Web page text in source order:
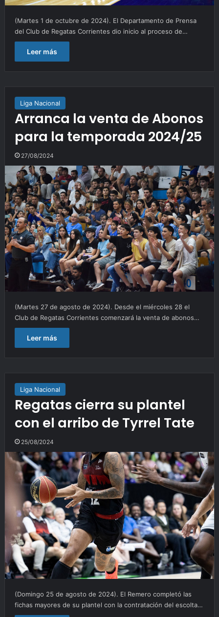
(Martes 1 de octubre de 2024). El Departamento de Prensa
del Club de Regatas Corrientes dio inicio al proceso de…
Leer más
Liga Nacional
Arranca la venta de Abonos
para la temporada 2024/25
27/08/2024
(Martes 27 de agosto de 2024). Desde el miércoles 28 el
Club de Regatas Corrientes comenzará la venta de abonos…
Leer más
Liga Nacional
Regatas cierra su plantel
con el arribo de Tyrrel Tate
25/08/2024
(Domingo 25 de agosto de 2024). El Remero completó las
fichas mayores de su plantel con la contratación del escolta…